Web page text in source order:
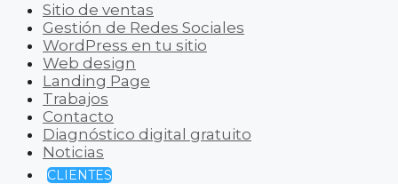
Sitio de ventas
Gestión de Redes Sociales
WordPress en tu sitio
Web design
Landing Page
Trabajos
Contacto
Diagnóstico digital gratuito
Noticias
CLIENTES